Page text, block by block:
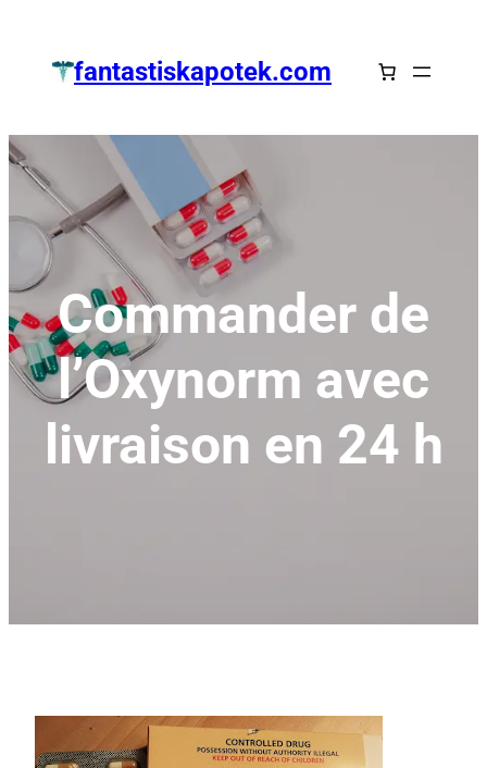
springenfantastiskapotek.com
Commander de
l’Oxynorm avec
livraison en 24 h